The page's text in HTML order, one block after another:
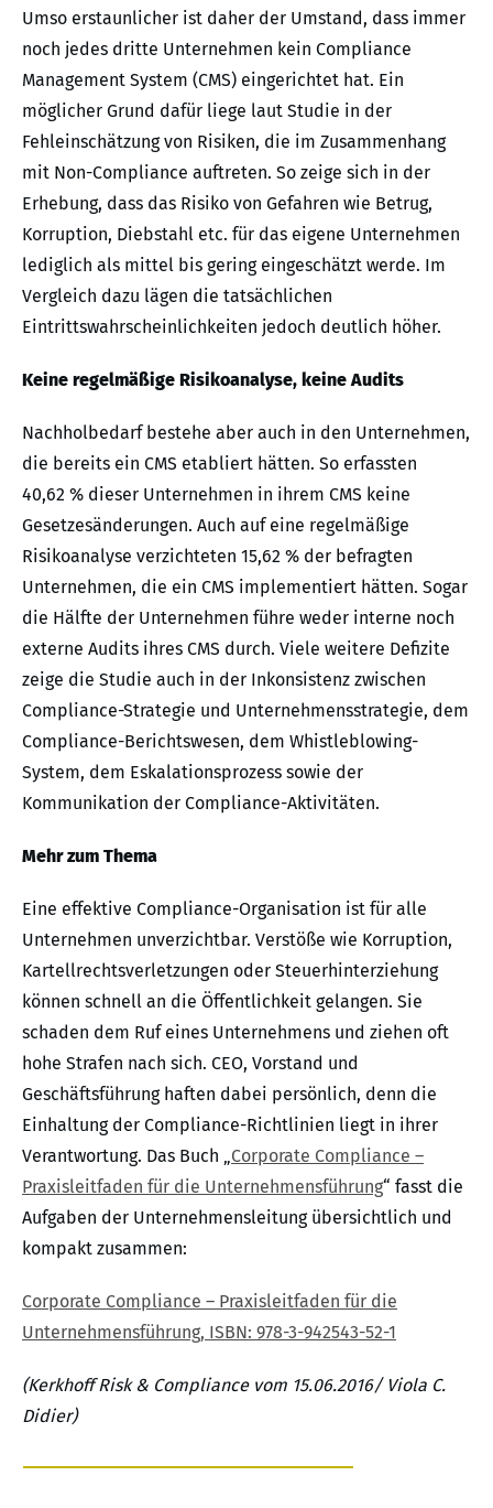
Umso erstaunlicher ist daher der Umstand, dass immer
noch jedes dritte Unternehmen kein Compliance
Management System (CMS) eingerichtet hat. Ein
möglicher Grund dafür liege laut Studie in der
Fehleinschätzung von Risiken, die im Zusammenhang
mit Non-Compliance auftreten. So zeige sich in der
Erhebung, dass das Risiko von Gefahren wie Betrug,
Korruption, Diebstahl etc. für das eigene Unternehmen
lediglich als mittel bis gering eingeschätzt werde. Im
Vergleich dazu lägen die tatsächlichen
Eintrittswahrscheinlichkeiten jedoch deutlich höher.
Keine regelmäßige Risikoanalyse, keine Audits
Nachholbedarf bestehe aber auch in den Unternehmen,
die bereits ein CMS etabliert hätten. So erfassten
40,62 % dieser Unternehmen in ihrem CMS keine
Gesetzesänderungen. Auch auf eine regelmäßige
Risikoanalyse verzichteten 15,62 % der befragten
Unternehmen, die ein CMS implementiert hätten. Sogar
die Hälfte der Unternehmen führe weder interne noch
externe Audits ihres CMS durch. Viele weitere Defizite
zeige die Studie auch in der Inkonsistenz zwischen
Compliance-Strategie und Unternehmensstrategie, dem
Compliance-Berichtswesen, dem Whistleblowing-
System, dem Eskalationsprozess sowie der
Kommunikation der Compliance-Aktivitäten.
Mehr zum Thema
Eine effektive Compliance-Organisation ist für alle
Unternehmen unverzichtbar. Verstöße wie Korruption,
Kartellrechtsverletzungen oder Steuerhinterziehung
können schnell an die Öffentlichkeit gelangen. Sie
schaden dem Ruf eines Unternehmens und ziehen oft
hohe Strafen nach sich. CEO, Vorstand und
Geschäftsführung haften dabei persönlich, denn die
Einhaltung der Compliance-Richtlinien liegt in ihrer
Verantwortung. Das Buch „Corporate Compliance –
Praxisleitfaden für die Unternehmensführung“ fasst die
Aufgaben der Unternehmensleitung übersichtlich und
kompakt zusammen:
Corporate Compliance – Praxisleitfaden für die
Unternehmensführung, ISBN: 978-3-942543-52-1
(Kerkhoff Risk & Compliance vom 15.06.2016/ Viola C.
Didier)